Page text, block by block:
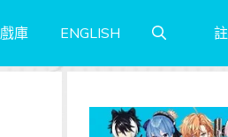
庫 ENGLISH